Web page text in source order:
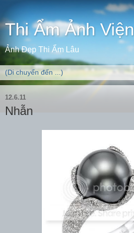
Thi Ẩm Ảnh Viện
Ảnh Đẹp Thi Ẩm Lâu
12.6.11
Nhẫn